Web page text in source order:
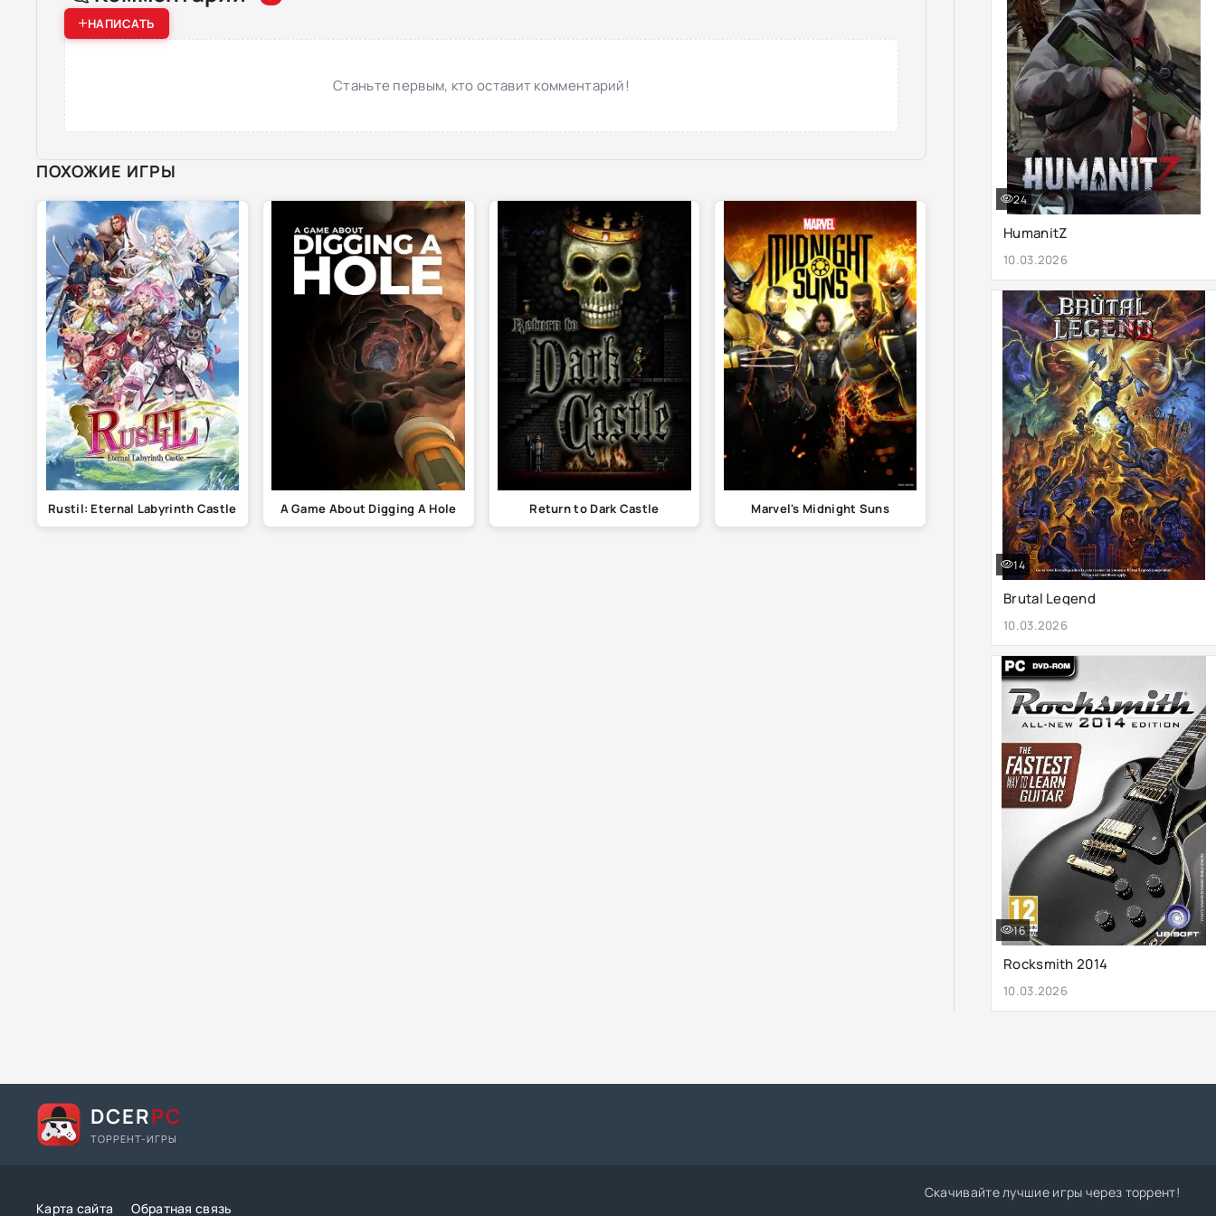
НАПИСАТЬ
Станьте первым, кто оставит комментарий!
ПОХОЖИЕ ИГРЫ
Rustil: Eternal Labyrinth Castle A Game About Digging A Hole Return to Dark Castle Marvel's Midnight Suns
HumanitZ
10.03.2026
24
Brutal Legend
10.03.2026
14
Rocksmith 2014
10.03.2026
16
DCERPC
ТОРРЕНТ-ИГРЫ
Карта сайта Обратная связь
Скачивайте лучшие игры через торрент!